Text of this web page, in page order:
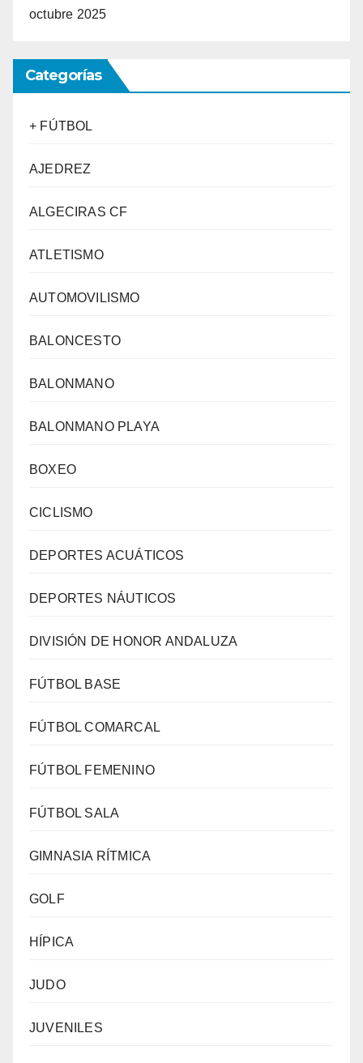
octubre 2025
Categorías
+ FÚTBOL
AJEDREZ
ALGECIRAS CF
ATLETISMO
AUTOMOVILISMO
BALONCESTO
BALONMANO
BALONMANO PLAYA
BOXEO
CICLISMO
DEPORTES ACUÁTICOS
DEPORTES NÁUTICOS
DIVISIÓN DE HONOR ANDALUZA
FÚTBOL BASE
FÚTBOL COMARCAL
FÚTBOL FEMENINO
FÚTBOL SALA
GIMNASIA RÍTMICA
GOLF
HÍPICA
JUDO
JUVENILES